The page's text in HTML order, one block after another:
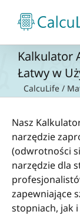
zawartości
Kalkulator
Łatwy w
CalcuLife /
Nasz
narzędzie
(odwrotności
narzędzie dla
zapewniające
stopniach, jak